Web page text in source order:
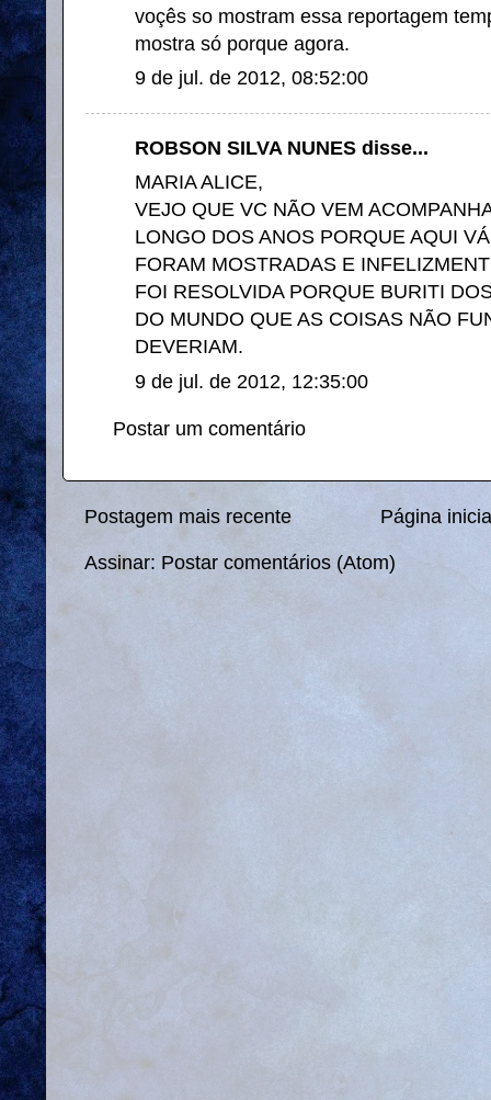
voçês so mostram essa reportagem
mostra só porque agora.
9 de jul. de 2012, 08:52:00
ROBSON SILVA NUNES disse...
MARIA ALICE,
VEJO QUE VC NÃO VEM
LONGO DOS ANOS PORQUE AQUI
FORAM MOSTRADAS E
FOI RESOLVIDA PORQUE BURITI
DO MUNDO QUE AS COISAS NÃO
DEVERIAM.
9 de jul. de 2012, 12:35:00
Postar um comentário
Postagem mais recente Página
Assinar: Postar comentários (Atom)